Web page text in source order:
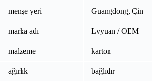
menşe yeri Guangdong, Çin
marka adı Lvyuan / OEM
malzeme karton
ağırlık bağlıdır